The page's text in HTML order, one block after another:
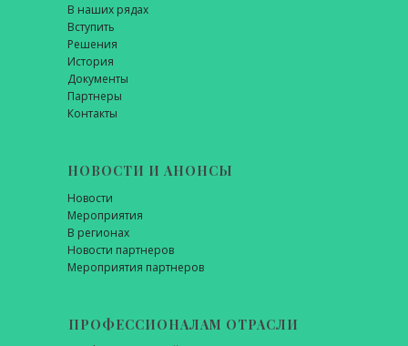
В наших рядах
Вступить
Решения
История
Документы
Партнеры
Контакты
НОВОСТИ И АНОНСЫ
Новости
Мероприятия
В регионах
Новости партнеров
Мероприятия партнеров
ПРОФЕССИОНАЛАМ ОТРАСЛИ